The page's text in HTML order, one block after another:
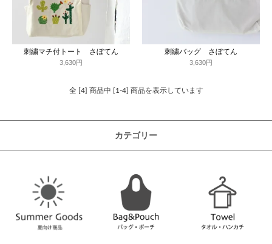
刺繍マチ付トート さぼてん
3,630円
刺繍バッグ さぼてん
3,630円
全 [4] 商品中 [1-4] 商品を表示しています
カテゴリー